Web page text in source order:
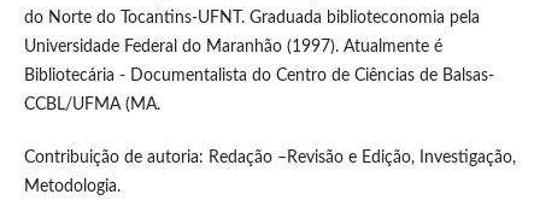
do Norte do Tocantins-UFNT. Graduada biblioteconomia pela
Universidade Federal do Maranhão (1997). Atualmente é
Bibliotecária - Documentalista do Centro de Ciências de Balsas-
CCBL/UFMA (MA.
Contribuição de autoria: Redação –Revisão e Edição, Investigação,
Metodologia.